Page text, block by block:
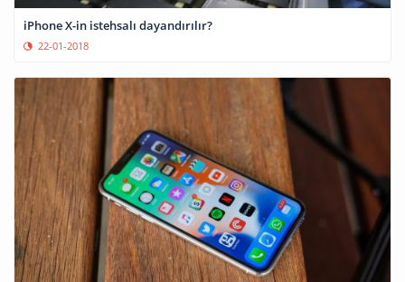
iPhone X-in istehsalı dayandırılır?
22-01-2018